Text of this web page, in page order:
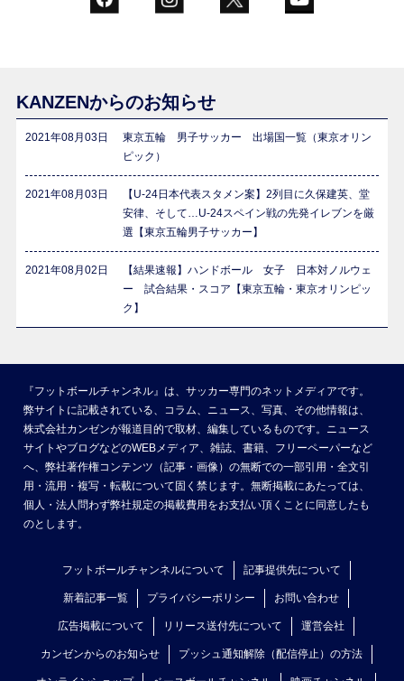
KANZENからのお知らせ
2021年08月03日
東京五輪 男子サッカー 出場国一覧（東京オリン
ピック）
2021年08月03日
【U-24日本代表スタメン案】2列目に久保建英、堂
安律、そして…U-24スペイン戦の先発イレブンを厳
選【東京五輪男子サッカー】
2021年08月02日
【結果速報】ハンドボール 女子 日本対ノルウェ
ー 試合結果・スコア【東京五輪・東京オリンピッ
ク】
『フットボールチャンネル』は、サッカー専門のネットメディアです。
弊サイトに記載されている、コラム、ニュース、写真、その他情報は、
株式会社カンゼンが報道目的で取材、編集しているものです。ニュース
サイトやブログなどのWEBメディア、雑誌、書籍、フリーペーパーなど
へ、弊社著作権コンテンツ（記事・画像）の無断での一部引用・全文引
用・流用・複写・転載について固く禁じます。無断掲載にあたっては、
個人・法人問わず弊社規定の掲載費用をお支払い頂くことに同意したも
のとします。
フットボールチャンネルについて 記事提供先について
新着記事一覧 プライバシーポリシー お問い合わせ
広告掲載について リリース送付先について 運営会社
カンゼンからのお知らせ プッシュ通知解除（配信停止）の方法